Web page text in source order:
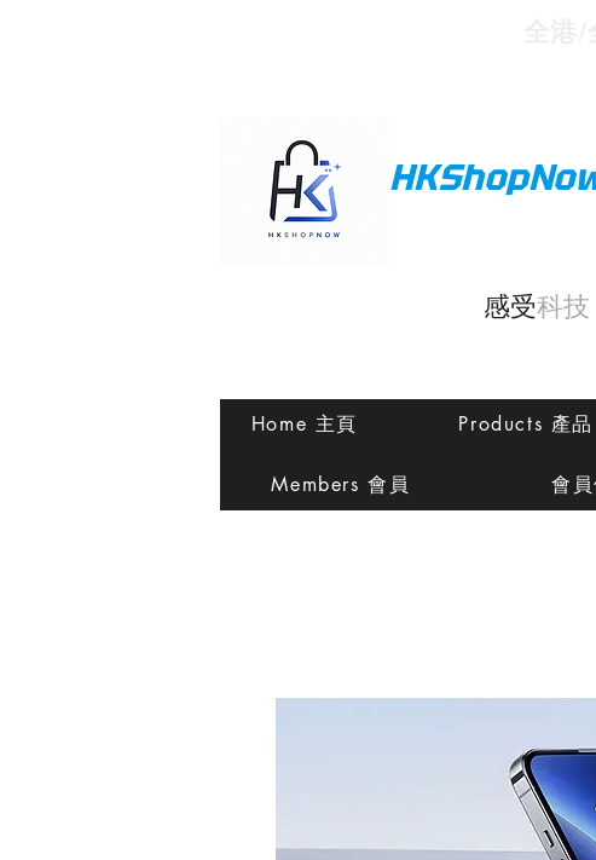
感受科技
Home 主頁 Products 產品
Members 會員 會